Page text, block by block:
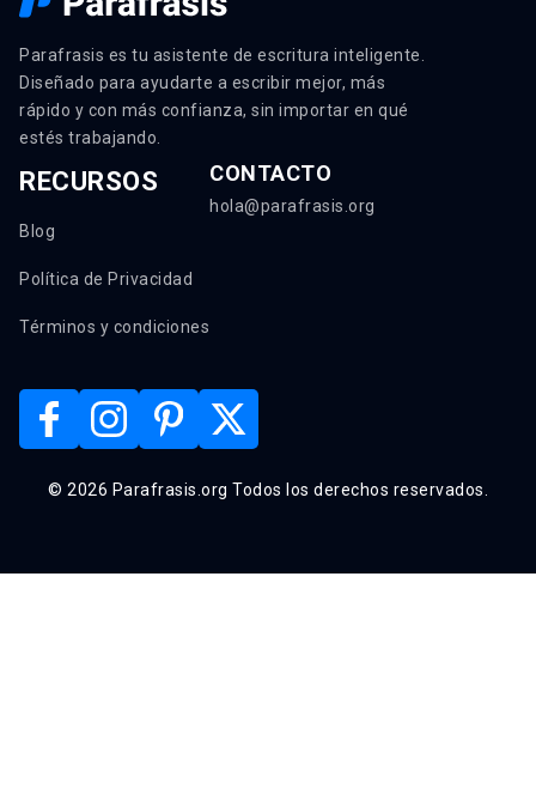
Parafrasis es tu asistente de escritura inteligente.
Diseñado para ayudarte a escribir mejor, más
rápido y con más confianza, sin importar en qué
estés trabajando.
RECURSOS
Blog
Política de Privacidad
Términos y condiciones
CONTACTO
hola@parafrasis.org
© 2026 Parafrasis.org Todos los derechos reservados.